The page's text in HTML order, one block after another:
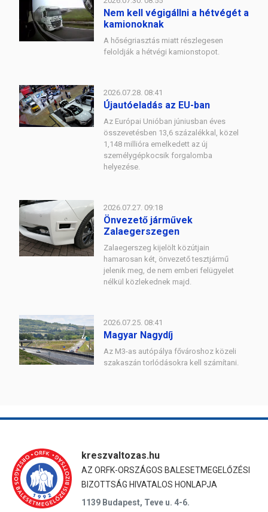
Nem kell végigállni a hétvégét a
kamionoknak
A hőségriasztás miatt részlegesen
feloldják a hétvégi kamionstopot.
2026.07.28. 08:41
Újautóeladás az EU-ban
Az Európai Unióban júniusban éves
összevetésben 13,6 százalékkal, közel
1,148 millióra emelkedett az új
személygépkocsik forgalomba
helyezése.
2026.07.27. 09:18
Önvezető járművek
Zalaegerszegen
Zalaegerszeg kijelölt közútjain
hamarosan két, önvezető tesztjármű
jelenik meg, de nem emberi felügyelet
nélkül közlekednek majd.
2026.07.25. 08:41
Magyar Nagydíj
Az M3-as autópálya fővároshoz közeli
szakaszán torlódásokra kell számítani.
kreszvaltozas.hu
AZ ORFK-ORSZÁGOS BALESETMEGELŐZÉSI
BIZOTTSÁG HIVATALOS HONLAPJA
1139 Budapest, Teve u. 4-6.